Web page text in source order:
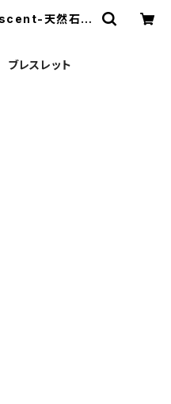
天然石ア
ブレスレット